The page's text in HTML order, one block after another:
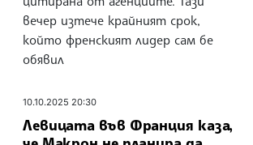
вечер изтече крайният срок,
който френският лидер сам бе
обявил
10.10.2025 20:30
Левицата във Франция каза,